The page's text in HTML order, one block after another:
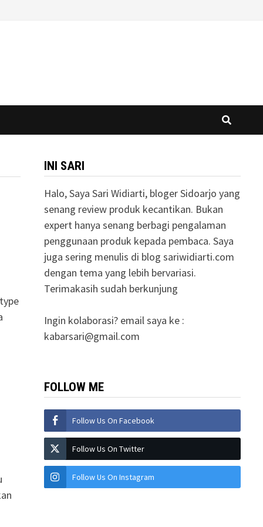
INI SARI
Halo, Saya Sari Widiarti, bloger Sidoarjo yang
senang review produk kecantikan. Bukan
expert hanya senang berbagi pengalaman
penggunaan produk kepada pembaca. Saya
juga sering menulis di blog sariwidiarti.com
dengan tema yang lebih bervariasi.
Terimakasih sudah berkunjung
Ingin kolaborasi? email saya ke :
kabarsari@gmail.com
FOLLOW ME
Follow Us On Facebook
Follow Us On Twitter
Follow Us On Instagram